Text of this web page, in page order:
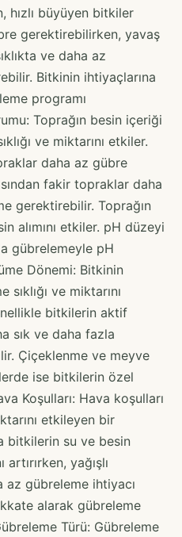
hızlı büyüyen bitkiler
gerektirebilirken, yavaş
ve daha az
Bitkinin ihtiyaçlarına
programı
Toprağın besin içeriği
ve miktarını etkiler.
daha az gübre
fakir topraklar daha
gerektirebilir. Toprağın
alımını etkiler. pH düzeyi
gübrelemeyle pH
Dönemi: Bitkinin
ve miktarını
bitkilerin aktif
sık ve daha fazla
Çiçeklenme ve meyve
ise bitkilerin özel
Koşulları: Hava koşulları
etkileyen bir
bitkilerin su ve besin
yağışlı
gübreleme ihtiyacı
alarak gübreleme
Türü: Gübreleme